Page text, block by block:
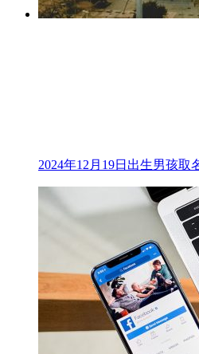
2024年12月19日出生男孩